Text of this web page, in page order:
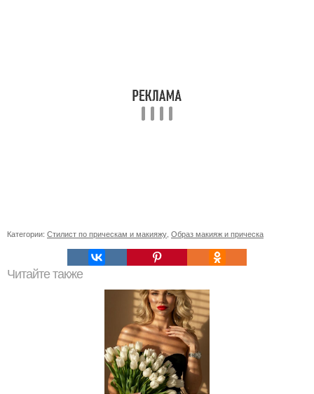
Категории: Стилист по прическам и макияжу, Образ макияж и прическа
Читайте также